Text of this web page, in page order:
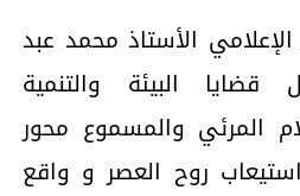
الأستاذ محمد عبد
البيئة والتنمية
المرئي والمسموع محور
روح العصر و واقع